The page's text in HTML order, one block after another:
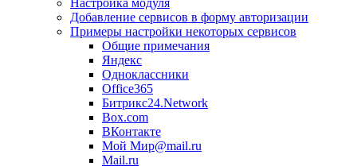
Настройка модуля
Добавление сервисов в форму авторизации
Примеры настройки некоторых сервисов
Общие примечания
Яндекс
Одноклассники
Office365
Битрикс24.Network
Box.com
ВКонтакте
Мой Мир@mail.ru
Mail.ru